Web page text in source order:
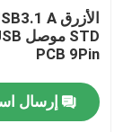
بيت
PCB 9Pin
إرسال